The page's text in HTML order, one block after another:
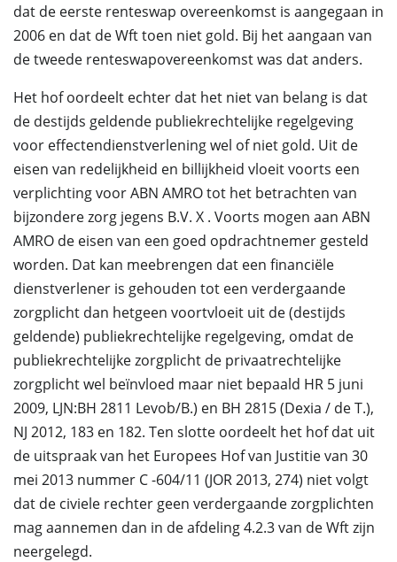
dat de eerste renteswap overeenkomst is aangegaan in
2006 en dat de Wft toen niet gold. Bij het aangaan van
de tweede renteswapovereenkomst was dat anders.
Het hof oordeelt echter dat het niet van belang is dat
de destijds geldende publiekrechtelijke regelgeving
voor effectendienstverlening wel of niet gold. Uit de
eisen van redelijkheid en billijkheid vloeit voorts een
verplichting voor ABN AMRO tot het betrachten van
bijzondere zorg jegens B.V. X . Voorts mogen aan ABN
AMRO de eisen van een goed opdrachtnemer gesteld
worden. Dat kan meebrengen dat een financiële
dienstverlener is gehouden tot een verdergaande
zorgplicht dan hetgeen voortvloeit uit de (destijds
geldende) publiekrechtelijke regelgeving, omdat de
publiekrechtelijke zorgplicht de privaatrechtelijke
zorgplicht wel beïnvloed maar niet bepaald HR 5 juni
2009, LJN:BH 2811 Levob/B.) en BH 2815 (Dexia / de T.),
NJ 2012, 183 en 182. Ten slotte oordeelt het hof dat uit
de uitspraak van het Europees Hof van Justitie van 30
mei 2013 nummer C -604/11 (JOR 2013, 274) niet volgt
dat de civiele rechter geen verdergaande zorgplichten
mag aannemen dan in de afdeling 4.2.3 van de Wft zijn
neergelegd.